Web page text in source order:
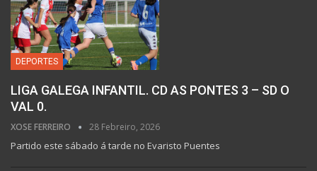
DEPORTES
LIGA GALEGA INFANTIL. CD AS PONTES 3 – SD O
VAL 0.
XOSE FERREIRO 28 Febreiro, 2026
Partido este sábado á tarde no Evaristo Puentes